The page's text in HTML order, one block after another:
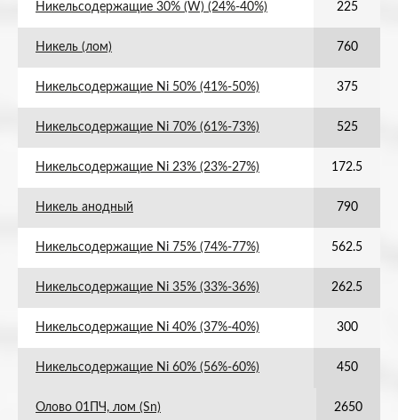
Никельсодержащие 30% (W) (24%-40%) 225
Никель (лом) 760
Никельсодержащие Ni 50% (41%-50%) 375
Никельсодержащие Ni 70% (61%-73%) 525
Никельсодержащие Ni 23% (23%-27%) 172.5
Никель анодный 790
Никельсодержащие Ni 75% (74%-77%) 562.5
Никельсодержащие Ni 35% (33%-36%) 262.5
Никельсодержащие Ni 40% (37%-40%) 300
Никельсодержащие Ni 60% (56%-60%) 450
Олово 01ПЧ, лом (Sn) 2650